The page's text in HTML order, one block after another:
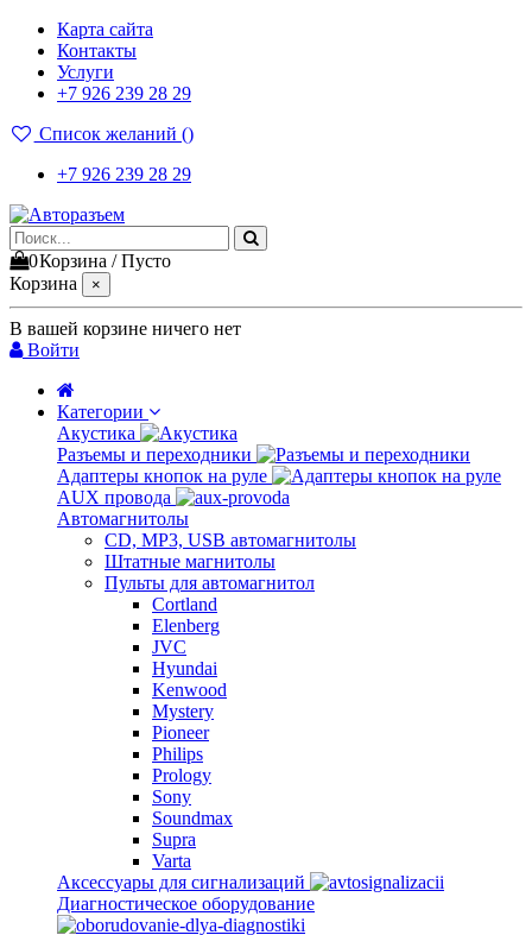
Карта сайта
Контакты
Услуги
+7 926 239 28 29
Список желаний ()
+7 926 239 28 29
0Корзина /Пусто
Корзина
×
В вашей корзине ничего нет
Войти
Категории
Акустика
Разъемы и переходники
Адаптеры кнопок на руле
AUX провода
Автомагнитолы
CD, MP3, USB автомагнитолы
Штатные магнитолы
Пульты для автомагнитол
Cortland
Elenberg
JVC
Hyundai
Kenwood
Mystery
Pioneer
Philips
Prology
Sony
Soundmax
Supra
Varta
Аксессуары для сигнализаций
Диагностическое оборудование